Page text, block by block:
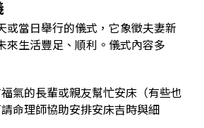
或當日舉行的儀式，它象徵夫妻新
來生活豐足、順利。儀式內容多
氣的長輩或親友幫忙安床（有些也
命理師協助安排安床吉時與細